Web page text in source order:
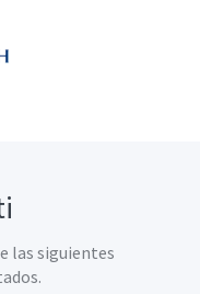
las siguientes